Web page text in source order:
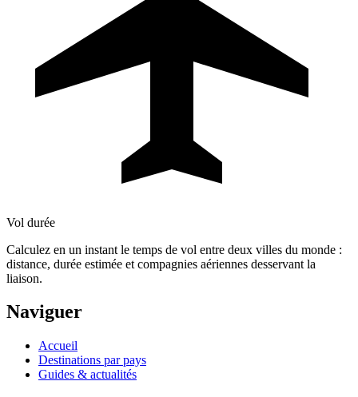
Vol durée
Calculez en un instant le temps de vol entre deux villes du monde :
distance, durée estimée et compagnies aériennes desservant la
liaison.
Naviguer
Accueil
Destinations par pays
Guides & actualités